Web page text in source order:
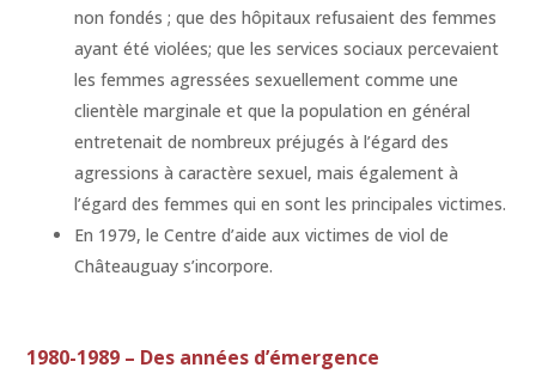
non fondés ; que des hôpitaux refusaient des femmes
ayant été violées; que les services sociaux percevaient
les femmes agressées sexuellement comme une
clientèle marginale et que la population en général
entretenait de nombreux préjugés à l’égard des
agressions à caractère sexuel, mais également à
l’égard des femmes qui en sont les principales victimes.
En 1979, le Centre d’aide aux victimes de viol de
Châteauguay s’incorpore.
1980-1989 – Des années d’émergence